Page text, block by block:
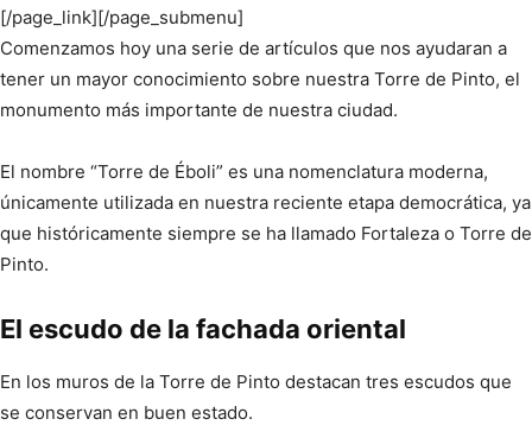
[/page_link][/page_submenu]
Comenzamos hoy una serie de artículos que nos ayudaran a
tener un mayor conocimiento sobre nuestra Torre de Pinto, el
monumento más importante de nuestra ciudad.
El nombre “Torre de Éboli” es una nomenclatura moderna,
únicamente utilizada en nuestra reciente etapa democrática, ya
que históricamente siempre se ha llamado Fortaleza o Torre de
Pinto.
El escudo de la fachada oriental
En los muros de la Torre de Pinto destacan tres escudos que
se conservan en buen estado.